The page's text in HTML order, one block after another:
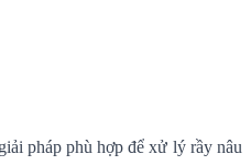
pháp phù hợp để xử lý rầy nâu